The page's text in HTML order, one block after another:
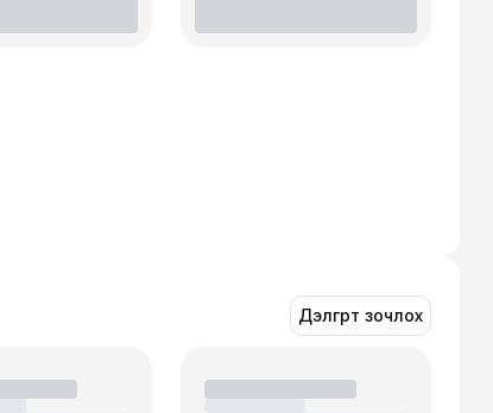
Дэлгүүрт зочлох